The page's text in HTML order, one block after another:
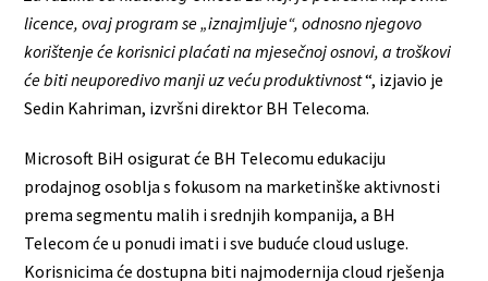
licence, ovaj program se „iznajmljuje“, odnosno njegovo
korištenje će korisnici plaćati na mjesečnoj osnovi, a troškovi
će biti neuporedivo manji uz veću produktivnost“, izjavio je
Sedin Kahriman, izvršni direktor BH Telecoma.
Microsoft BiH osigurat će BH Telecomu edukaciju
prodajnog osoblja s fokusom na marketinške aktivnosti
prema segmentu malih i srednjih kompanija, a BH
Telecom će u ponudi imati i sve buduće cloud usluge.
Korisnicima će dostupna biti najmodernija cloud rješenja